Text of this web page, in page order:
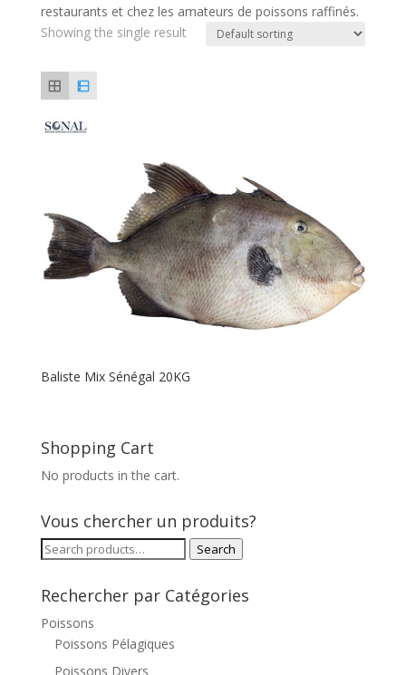
restaurants et chez les amateurs de poissons raffinés.
Showing the single result
Baliste Mix Sénégal 20KG
Shopping Cart
No products in the cart.
Vous chercher un produits?
Search
Search
Rechercher par Catégories
Poissons
Poissons Pélagiques
Poissons Divers